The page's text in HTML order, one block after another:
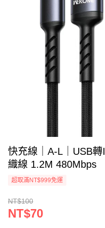
快充線｜A-L｜USB
織線 1.2M 480Mbps
超取滿NT$999免運
NT$100
NT$70